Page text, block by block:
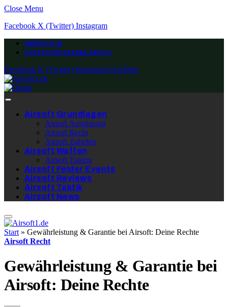
Close Menu
Facebook X (Twitter) Instagram
IMPRESSUM
DATENSCHUTZERKLÄRUNG
Facebook X (Twitter) InstagramYouTube
Airsoft Grundlagen
Airsoft Ausrüstung
Airsoft Recht
Airsoft Zubehör
Airsoft Waffen
Airsoft Tuning
Airsoft Felder Events
Airsoft Reviews
Airsoft Taktik
Airsoft News
Start » Gewährleistung & Garantie bei Airsoft: Deine Rechte
Airsoft Recht
Gewährleistung & Garantie bei
Airsoft: Deine Rechte